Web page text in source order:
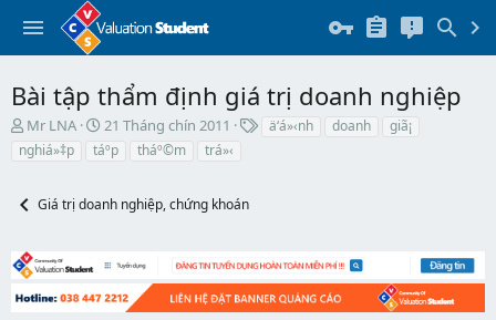
Bài tập thẩm định giá trị doanh nghiệp
T
h
r
a
t
a
r
Mr LNA
N
g
b
đ
u
21 Tháng chín 2011 ä‘á»‹nh doanh
giã¡
nghiá»‡p
táº­p tháº©m trá»‹
Giá trị doanh nghiệp, chứng khoán